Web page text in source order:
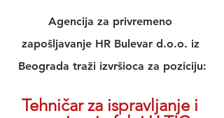
Agencija za privremeno
zapošljavanje HR Bulevar d.o.o. iz
Beograda traži izvršioca za poziciju:
Tehničar za ispravljanje i